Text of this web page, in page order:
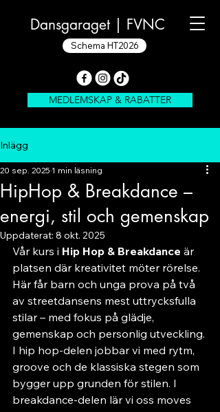
Dansgaraget | FVNC
Schema HT2026
MEDLEMSKAP & RABATTER
Inlägg
HipHop & Breakdance –
energi, stil och gemenskap
20 sep. 2025 1 min läsning
Uppdaterat: 8 okt. 2025
Vår kurs i Hip Hop & Breakdance är
platsen där kreativitet möter rörelse.
Här får barn och unga prova på två
av streetdansens mest uttrycksfulla
stilar – med fokus på glädje,
gemenskap och personlig utveckling.
I hip hop-delen jobbar vi med rytm,
groove och de klassiska stegen som
bygger upp grunden för stilen. I
breakdance-delen lär vi oss moves